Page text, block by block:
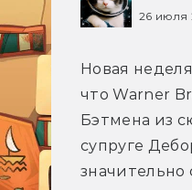
26 июля
Новая
что Warner
Бэтмена из
супруге
значительно